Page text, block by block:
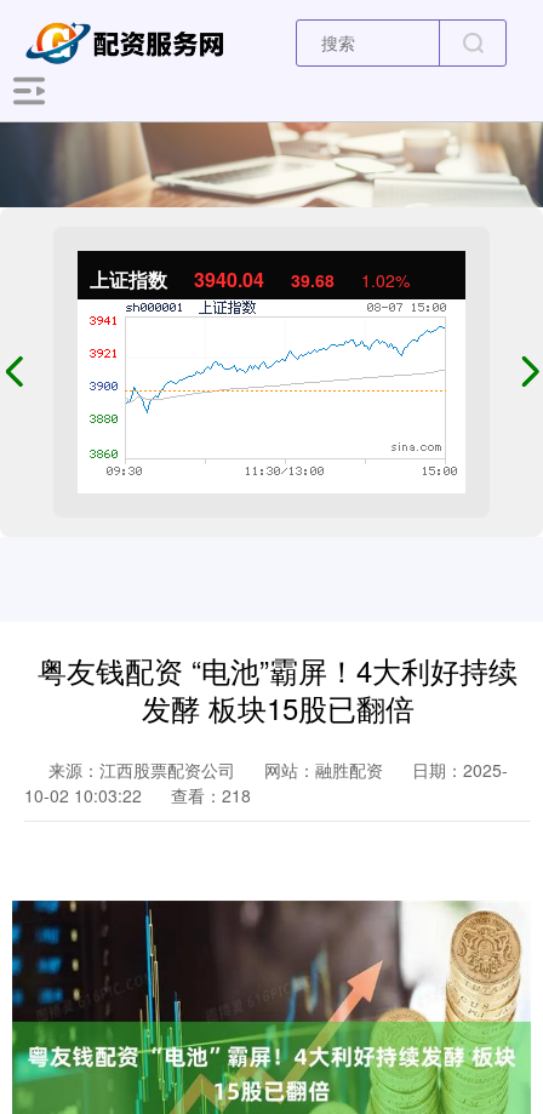
上证指数 3940.04 39.68 1.02%
粤友钱配资 “电池”霸屏！4大利好持续
发酵 板块15股已翻倍
来源：江西股票配资公司 网站：融胜配资
日期：2025-
10-02 10:03:22
查看：218